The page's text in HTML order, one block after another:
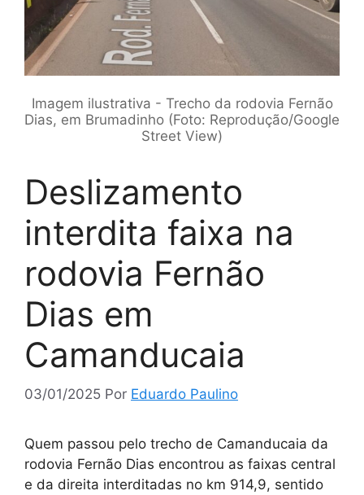
Imagem ilustrativa - Trecho da rodovia Fernão
Dias, em Brumadinho (Foto: Reprodução/Google
Street View)
Deslizamento
interdita faixa na
rodovia Fernão
Dias em
Camanducaia
03/01/2025 Por Eduardo Paulino
Quem passou pelo trecho de Camanducaia da
rodovia Fernão Dias encontrou as faixas central
e da direita interditadas no km 914,9, sentido